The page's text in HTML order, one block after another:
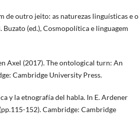
de outro jeito: as naturezas linguísticas e o
(ed.), Cosmopolítica e linguagem
Axel (2017). The ontological turn: An
Cambridge University Press.
y la etnografía del habla. In E. Ardener
152). Cambridge: Cambridge